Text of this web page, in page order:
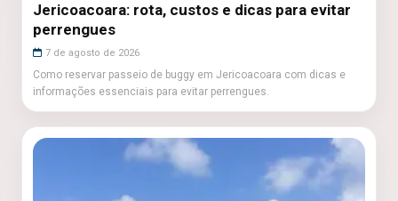
Jericoacoara: rota, custos e dicas para evitar
perrengues
7 de agosto de 2026
Como reservar passeio de buggy em Jericoacoara com dicas e
informações essenciais para evitar perrengues.